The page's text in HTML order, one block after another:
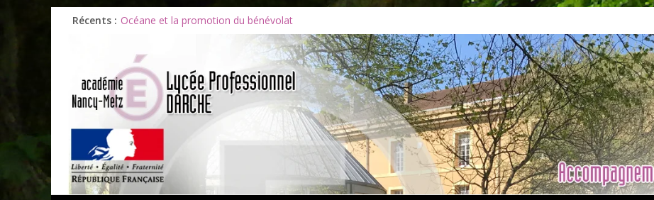
Récents :
Les ULiS en haut du podium
Océane et la promotion du bénévolat
Infos rentrée septembre 2026
Soirée d’adieux au Lycée Darche